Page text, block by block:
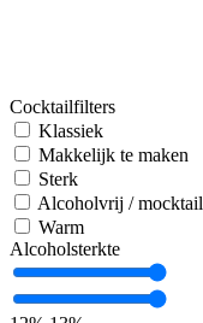
Cocktailfilters
Klassiek
Makkelijk te maken
Sterk
Alcoholvrij / mocktail
Warm
Alcoholsterkte